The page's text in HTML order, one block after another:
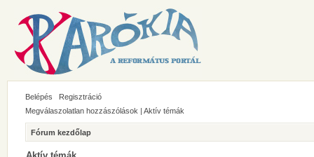
Belépés
Regisztráció
Megválaszolatlan hozzászólások | Aktív témák
Fórum kezdőlap